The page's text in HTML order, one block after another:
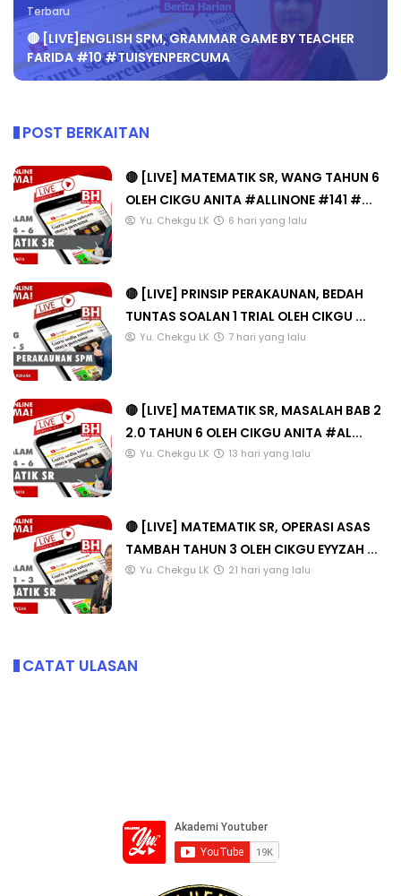
Terbaru
🔴 [LIVE]ENGLISH SPM, GRAMMAR GAME BY TEACHER
FARIDA #10 #TUISYENPERCUMA
POST BERKAITAN
🔴 [LIVE] MATEMATIK SR, WANG TAHUN 6
OLEH CIKGU ANITA #ALLINONE #141 #...
Yu. Chekgu LK 6 hari yang lalu
🔴 [LIVE] PRINSIP PERAKAUNAN, BEDAH
TUNTAS SOALAN 1 TRIAL OLEH CIKGU ...
Yu. Chekgu LK 7 hari yang lalu
🔴 [LIVE] MATEMATIK SR, MASALAH BAB 2
2.0 TAHUN 6 OLEH CIKGU ANITA #AL...
Yu. Chekgu LK 13 hari yang lalu
🔴 [LIVE] MATEMATIK SR, OPERASI ASAS
TAMBAH TAHUN 3 OLEH CIKGU EYYZAH ...
Yu. Chekgu LK 21 hari yang lalu
CATAT ULASAN